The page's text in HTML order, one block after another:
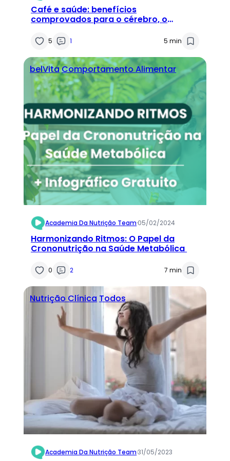
Café e saúde: benefícios
comprovados para o cérebro, o
5 1 5 min
belVitaComportamento Alimentar
Academia Da Nutrição Team·05/02/2024
Harmonizando Ritmos: O Papel da
Crononutrição na Saúde Metabólica
0 2 7 min
Nutrição Clínica Todos
Academia Da Nutrição Team·31/05/2023